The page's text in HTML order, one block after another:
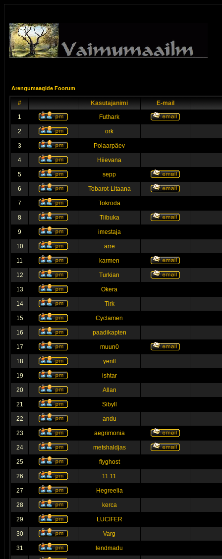
Arengumaagide Foorum
# Kasutajanimi
E-mail
1
Futhark
2 ork
3 Polaarpäev
4 Hiievana
5 sepp
6 Tobarot-Litaana
7 Tokroda
8 Tiibuka
9 imestaja
10 arre
11 karmen
12 Turkian
13 Okera
14 Tirk
15 Cyclamen
16 paadikapten
17 muun0
18 yentl
19 ishtar
20 Allan
21 Sibyll
22 andu
23 aegrimonia
24 metshaldjas
25 flyghost
26 11:11
27 Hegreelia
28 kerca
29 LUCIFER
30 Varg
31 lendmadu